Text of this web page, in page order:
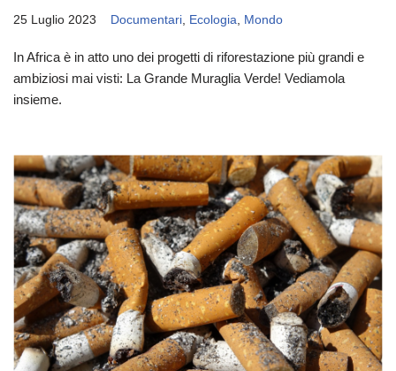
25 Luglio 2023 Documentari Ecologia Mondo
In Africa è in atto uno dei progetti di riforestazione più grandi e
ambiziosi mai visti: La Grande Muraglia Verde! Vediamola
insieme.